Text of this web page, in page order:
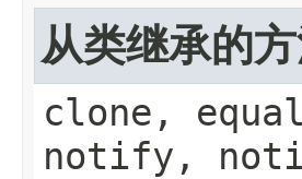
从类继承的
clone,
notify,